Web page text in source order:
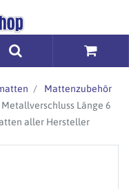
Mattenzubehör
Länge 6
aller Hersteller